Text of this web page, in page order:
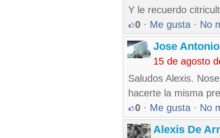
Y le recuerdo
0 · Me gusta · No
Jose
15 de agosto
Saludos Alexis.
hacerte la misma
0 · Me gusta · No
Alexis De